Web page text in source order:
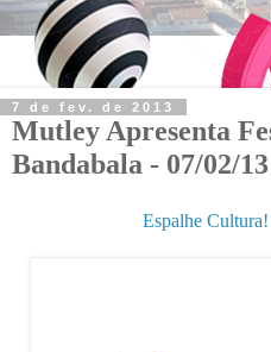
7 de fev. de 2013
Mutley Apresenta
Bandabala - 07/02/13
Espalhe